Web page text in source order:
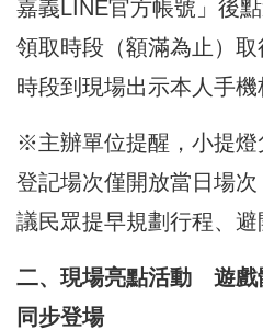
嘉義LINE官方帳號」後
領取時段（額滿為止）
時段到現場出示本人手機
※主辦單位提醒，小提燈
登記場次僅開放當日場
議民眾提早規劃行程、避
二、現場亮點活動 遊戲
同步登場